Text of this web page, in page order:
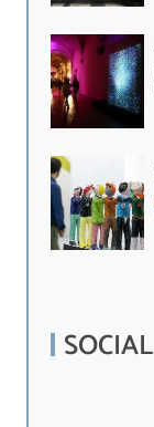
SOCIAL